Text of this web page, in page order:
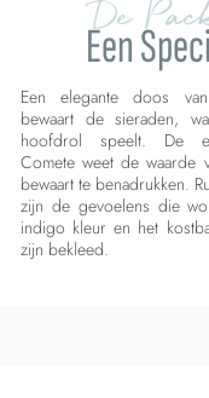
De
Een
Een elegante doos
bewaart de sieraden,
hoofdrol speelt. De
Comete weet de waarde
bewaart te benadrukken.
zijn de gevoelens die
indigo kleur en het
zijn bekleed.